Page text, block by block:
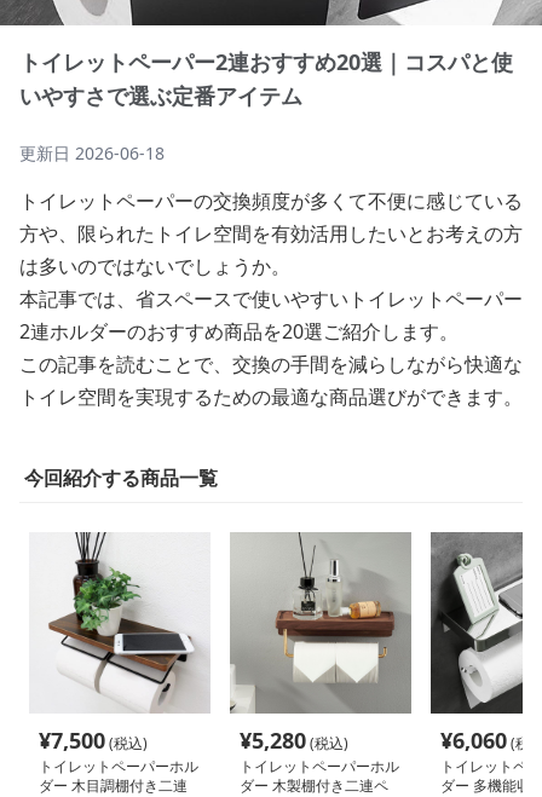
トイレットペーパー2連おすすめ20選｜コスパと使
いやすさで選ぶ定番アイテム
更新日 2026-06-18
トイレットペーパーの交換頻度が多くて不便に感じている
方や、限られたトイレ空間を有効活用したいとお考えの方
は多いのではないでしょうか。
本記事では、省スペースで使いやすいトイレットペーパー
2連ホルダーのおすすめ商品を20選ご紹介します。
この記事を読むことで、交換の手間を減らしながら快適な
トイレ空間を実現するための最適な商品選びができます。
今回紹介する商品一覧
¥7,500(税込)
トイレットペーパーホル
ダー 木目調棚付き二連
¥5,280(税込)
トイレットペーパーホル
ダー 木製棚付き二連ペ
¥6,060(税
トイレットペ
ダー 多機能収